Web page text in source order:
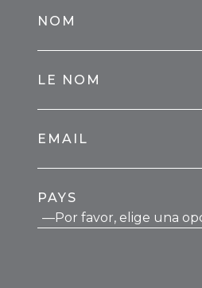
NOM
LE NOM
EMAIL
PAYS